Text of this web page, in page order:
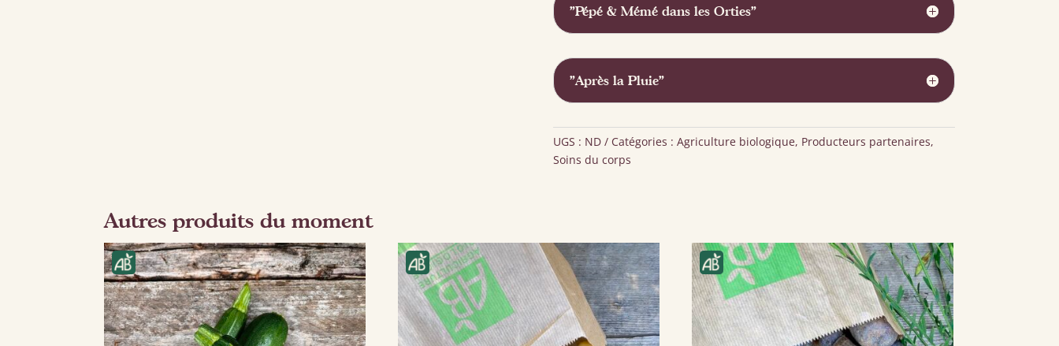
"Pépé & Mémé dans les Orties"
"Après la Pluie"
UGS : ND Catégories : Agriculture biologique, Producteurs partenaires,
Soins du corps
Autres produits du moment